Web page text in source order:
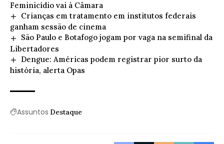
Feminicídio vai à Câmara
Crianças em tratamento em institutos federais
ganham sessão de cinema
São Paulo e Botafogo jogam por vaga na semifinal da
Libertadores
Dengue: Américas podem registrar pior surto da
história, alerta Opas
Assuntos Destaque